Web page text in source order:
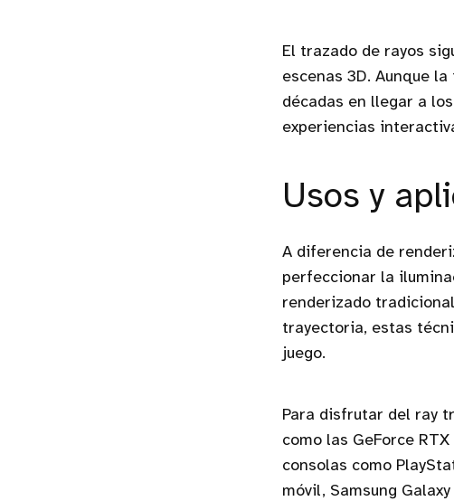
El trazado de rayos
escenas 3D. Aunque
décadas en llegar a
experiencias
Usos y
A diferencia de
perfeccionar la
renderizado
trayectoria, estas
juego.
Para disfrutar del ray
como las GeForce
consolas como
móvil, Samsung